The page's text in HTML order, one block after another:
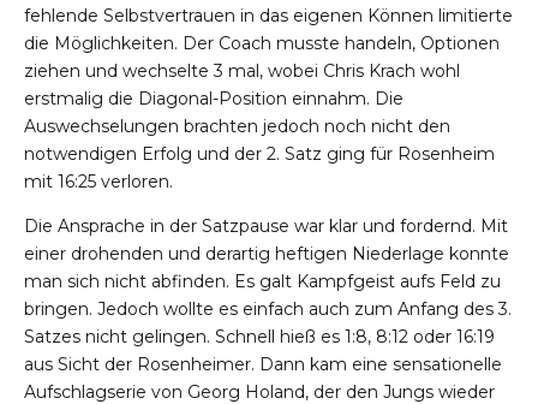
fehlende Selbstvertrauen in das eigenen Können limitierte
die Möglichkeiten. Der Coach musste handeln, Optionen
ziehen und wechselte 3 mal, wobei Chris Krach wohl
erstmalig die Diagonal-Position einnahm. Die
Auswechselungen brachten jedoch noch nicht den
notwendigen Erfolg und der 2. Satz ging für Rosenheim
mit 16:25 verloren.
Die Ansprache in der Satzpause war klar und fordernd. Mit
einer drohenden und derartig heftigen Niederlage konnte
man sich nicht abfinden. Es galt Kampfgeist aufs Feld zu
bringen. Jedoch wollte es einfach auch zum Anfang des 3.
Satzes nicht gelingen. Schnell hieß es 1:8, 8:12 oder 16:19
aus Sicht der Rosenheimer. Dann kam eine sensationelle
Aufschlagserie von Georg Holand, der den Jungs wieder